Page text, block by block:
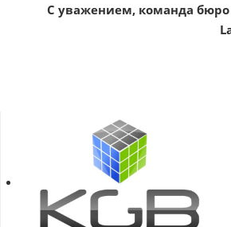
С уважением, команда бюро